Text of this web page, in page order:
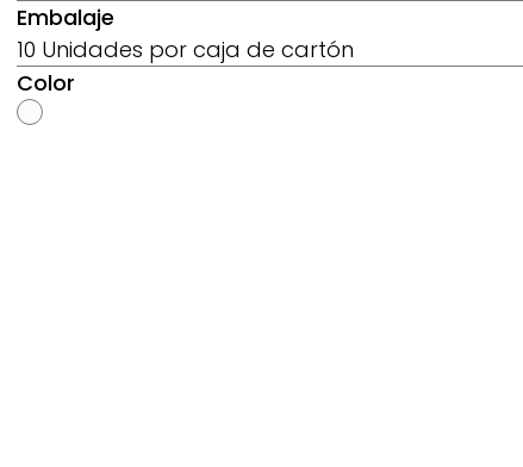
Embalaje
10 Unidades por caja de cartón
Color